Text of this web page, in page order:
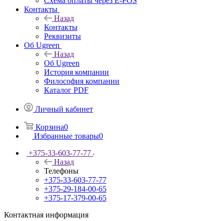
Контакты
Назад
Контакты
Реквизиты
Об Ugreen
Назад
Об Ugreen
История компании
Философия компании
Каталог PDF
Личный кабинет
Корзина0
Избранные товары0
+375-33-603-77-77
Назад
Телефоны
+375-33-603-77-77
+375-29-184-00-65
+375-17-379-00-65
Контактная информация